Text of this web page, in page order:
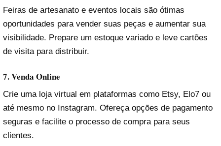
Feiras de artesanato e eventos locais são ótimas
oportunidades para vender suas peças e aumentar sua
visibilidade. Prepare um estoque variado e leve cartões
de visita para distribuir.
7. Venda Online
Crie uma loja virtual em plataformas como Etsy, Elo7 ou
até mesmo no Instagram. Ofereça opções de pagamento
seguras e facilite o processo de compra para seus
clientes.